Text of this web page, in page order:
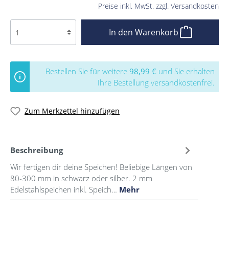
Preise inkl. MwSt. zzgl. Versandkosten
In den Warenkorb
Bestellen Sie für weitere 98,99 € und Sie erhalten
Ihre Bestellung versandkostenfrei.
Zum Merkzettel hinzufügen
Beschreibung
Wir fertigen dir deine Speichen! Beliebige Längen von
80-300 mm in schwarz oder silber. 2 mm
Edelstahlspeichen inkl. Speich… Mehr